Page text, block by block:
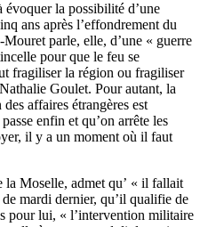
évoquer la possibilité d’une
ans après l’effondrement du
parle, elle, d’une « guerre
pour que le feu se
fragiliser la région ou fragiliser
Goulet. Pour autant, la
affaires étrangères est
enfin et qu’on arrête les
il y a un moment où il faut
la Moselle, admet qu’ « il fallait
mardi dernier, qu’il qualifie de
pour lui, « l’intervention militaire